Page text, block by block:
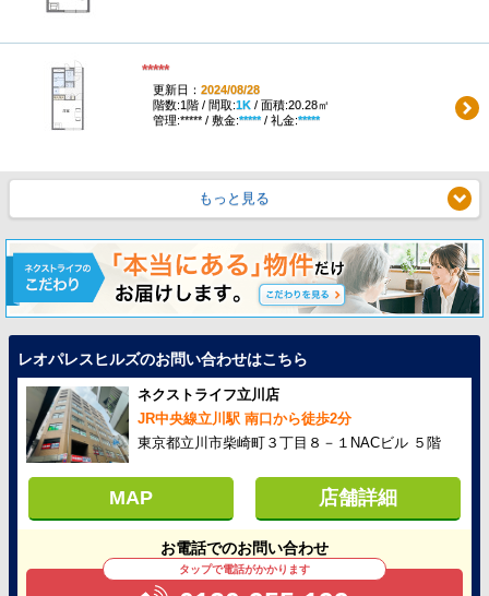
*****
更新日： 2024/08/28
階数:1階 / 間取:1K/ 面積:20.28㎡
管理:***** / 敷金:*****/ 礼金:*****
もっと見る
レオパレスヒルズのお問い合わせはこちら
ネクストライフ立川店
JR中央線立川駅 南口から徒歩2分
東京都立川市柴崎町３丁目８－１NACビル ５階
MAP 店舗詳細
お電話でのお問い合わせ
タップで電話がかかります